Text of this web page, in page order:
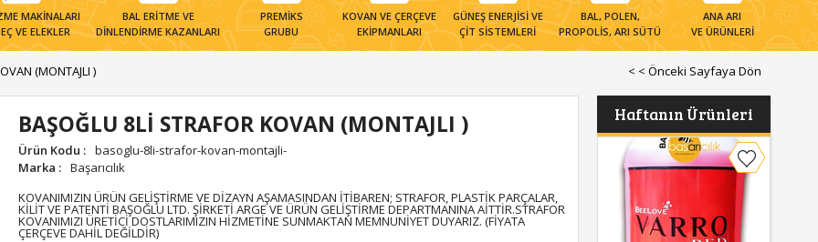
MAKİNALARI
VE ELEKLER
BAL ERİTME VE
DİNLENDİRME KAZANLARI
PREMİKS
GRUBU
KOVAN VE ÇERÇEVE
EKİPMANLARI
Kovanlar
Kovan Ekipmanları
Polen Propolis Ekipmanları
Çerçeveler
GÜNEŞ ENERJİSİ VE
ÇİT SİSTEMLERİ
BAL, POLEN,
PROPOLİS, ARI SÜTÜ
Polen Propolis Arı Sütü
ANA ARI
VE ÜRÜNLERİ
(MONTAJLI ) < < Önceki Sayfaya Dön
BAŞOĞLU 8Lİ STRAFOR KOVAN (MONTAJLI )
Ürün Kodu : basoglu-8li-strafor-kovan-montajli-
Marka : Başarıcılık
KOVANIMIZIN ÜRÜN GELİŞTİRME VE DİZAYN AŞAMASINDAN İTİBAREN; STRAFOR, PLASTİK PARÇALAR,
KİLİT VE PATENTİ BAŞOĞLU LTD. ŞİRKETİ ARGE VE ÜRÜN GELİŞTİRME DEPARTMANINA AİTTİR.STRAFOR
KOVANIMIZI ÜRETİCİ DOSTLARIMIZIN HİZMETİNE SUNMAKTAN MEMNUNİYET DUYARIZ. (FİYATA
ÇERÇEVE DAHİL DEĞİLDİR)
Haftanın Ürünleri